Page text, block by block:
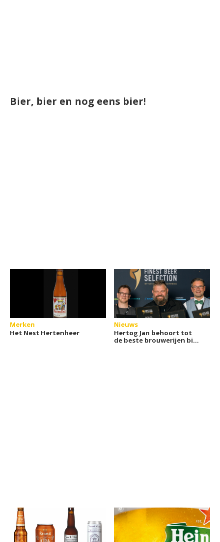
Bier, bier en nog eens bier!
Merken
Het Nest Hertenheer
Nieuws
Hertog Jan behoort tot
de beste brouwerijen bij